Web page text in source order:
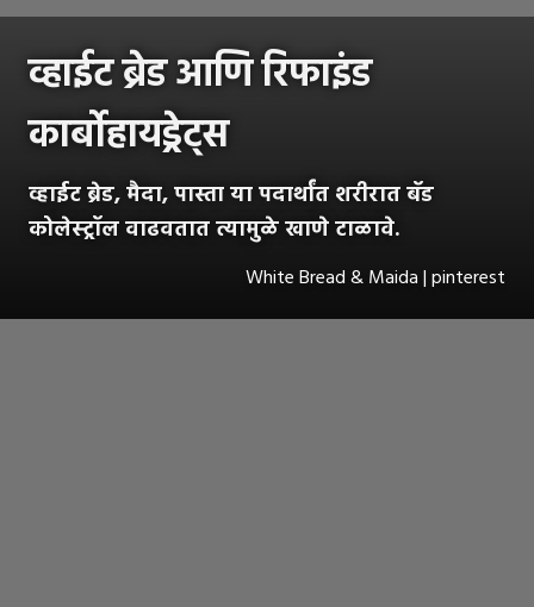
व्हाईट ब्रेड आणि रिफाइंड
कार्बोहायड्रेट्स
व्हाईट ब्रेड, मैदा, पास्ता या पदार्थांत शरीरात बॅड
कोलेस्ट्रॉल वाढवतात त्यामुळे खाणे टाळावे.
White Bread & Maida | pinterest